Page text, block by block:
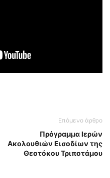
Επόμενο άρθρο
Πρόγραμμα Ιερών
Ακολουθιών Εισοδίων της
Θεοτόκου Τριποτάμου